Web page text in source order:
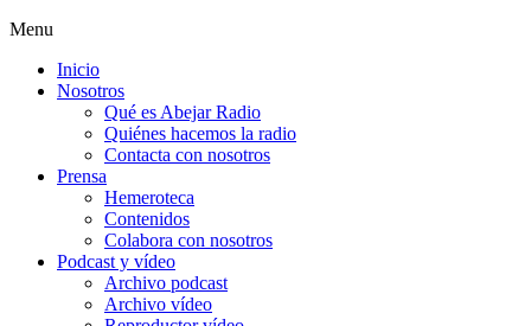
Menu
Inicio
Nosotros
Qué es Abejar Radio
Quiénes hacemos la radio
Contacta con nosotros
Prensa
Hemeroteca
Contenidos
Colabora con nosotros
Podcast y vídeo
Archivo podcast
Archivo vídeo